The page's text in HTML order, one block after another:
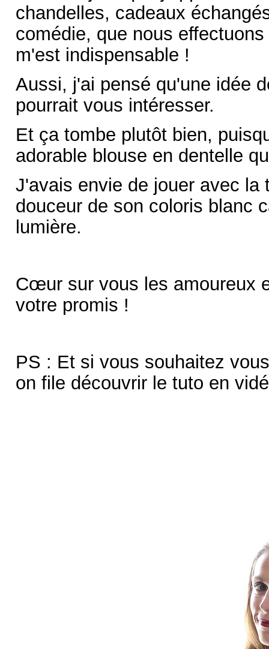
chandelles, cadeaux
comédie, que nous
m'est indispensable !
Aussi, j'ai pensé qu'une idée
pourrait vous intéresser.
Et ça tombe plutôt bien,
adorable blouse en dentelle
J'avais envie de jouer avec la
douceur de son coloris blanc
lumière.
Cœur sur vous les amoureux
votre promis !
PS : Et si vous souhaitez
on file découvrir le tuto en